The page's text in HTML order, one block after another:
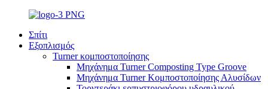
Σπίτι
Εξοπλισμός
Turner κομποστοποίησης
Μηχάνημα Turner Composting Type Groove
Μηχάνημα Turner Κομποστοποίησης Αλυσίδων